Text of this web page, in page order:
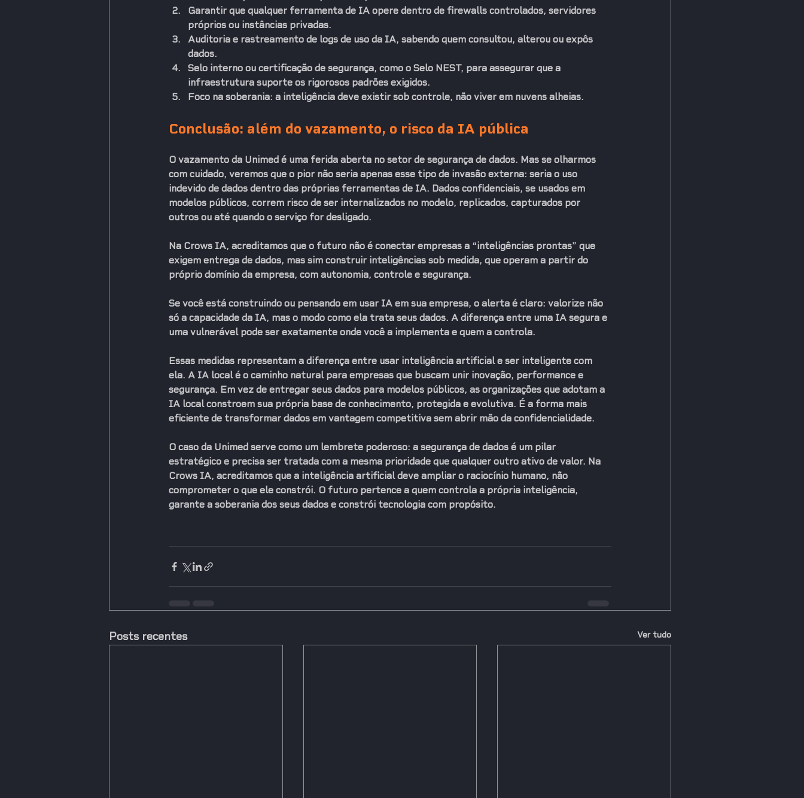
Garantir que qualquer ferramenta de IA opere dentro de firewalls controlados, servidores
próprios ou instâncias privadas.
Auditoria e rastreamento de logs de uso da IA, sabendo quem consultou, alterou ou expôs
dados.
Selo interno ou certificação de segurança, como o Selo NEST, para assegurar que a
infraestrutura suporte os rigorosos padrões exigidos.
Foco na soberania: a inteligência deve existir sob controle, não viver em nuvens alheias.
Conclusão: além do vazamento, o risco da IA pública
O vazamento da Unimed é uma ferida aberta no setor de segurança de dados. Mas se olharmos
com cuidado, veremos que o pior não seria apenas esse tipo de invasão externa: seria o uso
indevido de dados dentro das próprias ferramentas de IA. Dados confidenciais, se usados em
modelos públicos, correm risco de ser internalizados no modelo, replicados, capturados por
outros ou até quando o serviço for desligado.
Na Crows IA, acreditamos que o futuro não é conectar empresas a “inteligências prontas” que
exigem entrega de dados, mas sim construir inteligências sob medida, que operam a partir do
próprio domínio da empresa, com autonomia, controle e segurança.
Se você está construindo ou pensando em usar IA em sua empresa, o alerta é claro: valorize não
só a capacidade da IA, mas o modo como ela trata seus dados. A diferença entre uma IA segura e
uma vulnerável pode ser exatamente onde você a implementa e quem a controla.
Essas medidas representam a diferença entre usar inteligência artificial e ser inteligente com
ela. A IA local é o caminho natural para empresas que buscam unir inovação, performance e
segurança. Em vez de entregar seus dados para modelos públicos, as organizações que adotam a
IA local constroem sua própria base de conhecimento, protegida e evolutiva. É a forma mais
eficiente de transformar dados em vantagem competitiva sem abrir mão da confidencialidade.
O caso da Unimed serve como um lembrete poderoso: a segurança de dados é um pilar
estratégico e precisa ser tratada com a mesma prioridade que qualquer outro ativo de valor. Na
Crows IA, acreditamos que a inteligência artificial deve ampliar o raciocínio humano, não
comprometer o que ele constrói. O futuro pertence a quem controla a própria inteligência,
garante a soberania dos seus dados e constrói tecnologia com propósito.
Posts recentes Ver tudo